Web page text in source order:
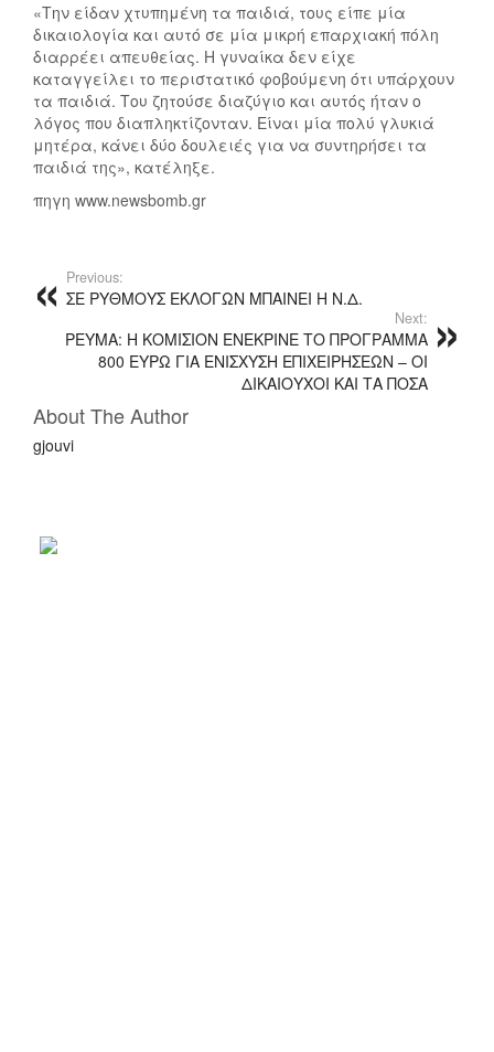
«Την είδαν χτυπημένη τα παιδιά, τους είπε μία
δικαιολογία και αυτό σε μία μικρή επαρχιακή πόλη
διαρρέει απευθείας. Η γυναίκα δεν είχε
καταγγείλει το περιστατικό φοβούμενη ότι υπάρχουν
τα παιδιά. Του ζητούσε διαζύγιο και αυτός ήταν ο
λόγος που διαπληκτίζονταν. Είναι μία πολύ γλυκιά
μητέρα, κάνει δύο δουλειές για να συντηρήσει τα
παιδιά της», κατέληξε.
πηγη www.newsbomb.gr
Previous:
ΣΕ ΡΥΘΜΟΥΣ ΕΚΛΟΓΩΝ ΜΠΑΙΝΕΙ Η Ν.Δ.
Next:
ΡΕΥΜΑ: Η ΚΟΜΙΣΙΟΝ ΕΝΕΚΡΙΝΕ ΤΟ ΠΡΟΓΡΑΜΜΑ
800 ΕΥΡΩ ΓΙΑ ΕΝΙΣΧΥΣΗ ΕΠΙΧΕΙΡΗΣΕΩΝ – ΟΙ
ΔΙΚΑΙΟΥΧΟΙ ΚΑΙ ΤΑ ΠΟΣΑ
About The Author
gjouvi